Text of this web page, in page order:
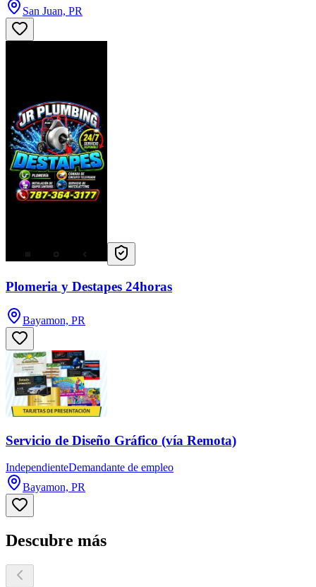
San Juan, PR
Plomeria y Destapes 24horas
Bayamon, PR
Servicio de Diseño Gráfico (vía Remota)
IndependienteDemandante de empleo
Bayamon, PR
Descubre más